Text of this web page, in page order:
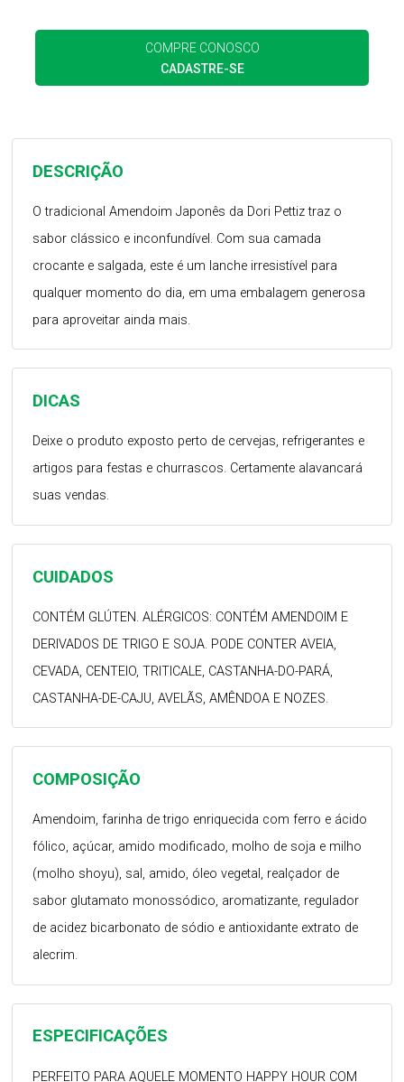
COMPRE CONOSCO
CADASTRE-SE
ESPECIFICAÇÕES
PERFEITO PARA AQUELE MOMENTO HAPPY HOUR COM
COMPOSIÇÃO
Amendoim, farinha de trigo enriquecida com ferro e ácido
fólico, açúcar, amido modificado, molho de soja e milho
(molho shoyu), sal, amido, óleo vegetal, realçador de
sabor glutamato monossódico, aromatizante, regulador
de acidez bicarbonato de sódio e antioxidante extrato de
alecrim.
CUIDADOS
CONTÉM GLÚTEN. ALÉRGICOS: CONTÉM AMENDOIM E
DERIVADOS DE TRIGO E SOJA. PODE CONTER AVEIA,
CEVADA, CENTEIO, TRITICALE, CASTANHA-DO-PARÁ,
CASTANHA-DE-CAJU, AVELÃS, AMÊNDOA E NOZES.
DICAS
Deixe o produto exposto perto de cervejas, refrigerantes e
artigos para festas e churrascos. Certamente alavancará
suas vendas.
DESCRIÇÃO
O tradicional Amendoim Japonês da Dori Pettiz traz o
sabor clássico e inconfundível. Com sua camada
crocante e salgada, este é um lanche irresistível para
qualquer momento do dia, em uma embalagem generosa
para aproveitar ainda mais.